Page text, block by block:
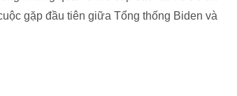
gặp đầu tiên giữa Tổng thống Biden và